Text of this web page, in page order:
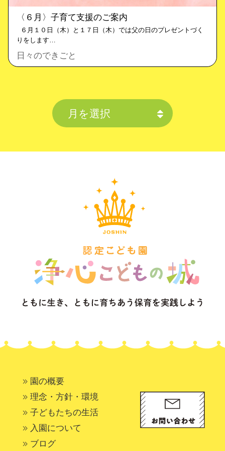
〈６月〉子育て支援のご案内
６月１０日（木）と１７日（木）では父の日のプレゼントづく
りをします…
日々のできごと
園の概要
理念・方針・環境
子どもたちの生活
入園について
ブログ